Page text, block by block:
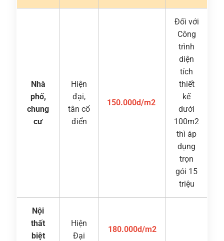
Nhà
phố,
chung
cư
Hiện
đại,
tân cổ
điển
150.000d/m2
Đối với
Công
trình
diện
tích
thiết
kế
dưới
100m2
thì áp
dụng
trọn
gói 15
triệu
Nội
thất
biệt
Hiện
Đại
180.000d/m2